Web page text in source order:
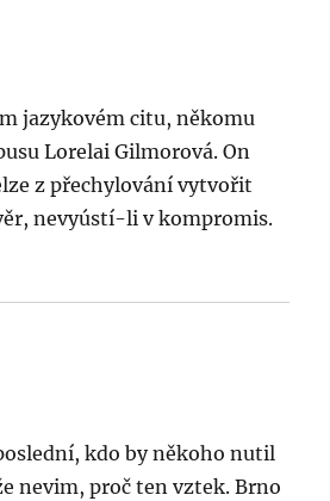
jazykovém citu, někomu
Lorelai Gilmorová. On
z přechylování vytvořit
nevyústí-li v kompromis.
kdo by někoho nutil
nevim, proč ten vztek. Brno